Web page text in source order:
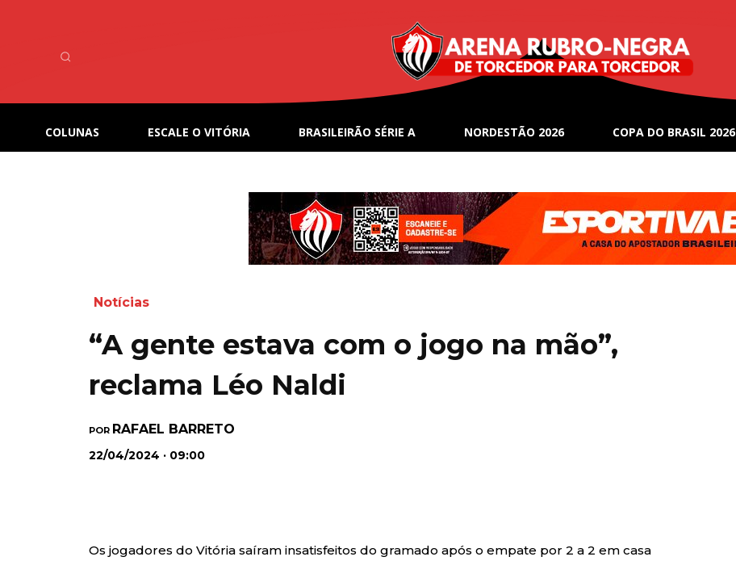
COLUNAS ESCALE O VITÓRIA BRASILEIRÃO SÉRIE A NORDESTÃO 2026 COPA DO BRASIL 2026
Notícias
“A gente estava com o jogo na mão”,
reclama Léo Naldi
POR RAFAEL BARRETO
22/04/2024 · 09:00
Os jogadores do Vitória saíram insatisfeitos do gramado após o empate por 2 a 2 em casa